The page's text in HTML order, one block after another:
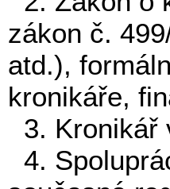
zákon č.
atd.),
kronikáře,
3. Kronikář
4.